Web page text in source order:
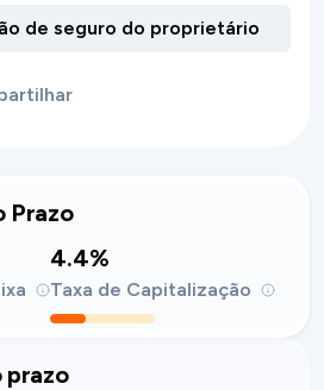
Prazo
4.4%
Taxa de Capitalização
prazo